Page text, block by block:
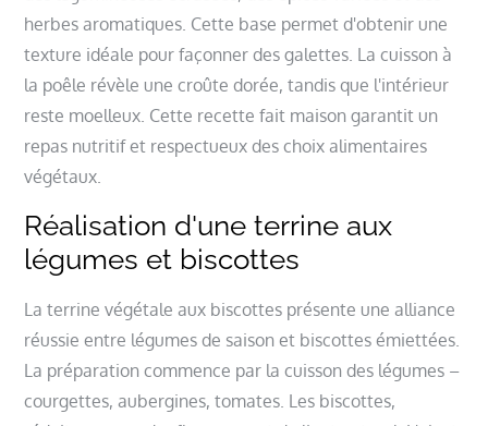
herbes aromatiques. Cette base permet d'obtenir une
texture idéale pour façonner des galettes. La cuisson à
la poêle révèle une croûte dorée, tandis que l'intérieur
reste moelleux. Cette recette fait maison garantit un
repas nutritif et respectueux des choix alimentaires
végétaux.
Réalisation d'une terrine aux
légumes et biscottes
La terrine végétale aux biscottes présente une alliance
réussie entre légumes de saison et biscottes émiettées.
La préparation commence par la cuisson des légumes –
courgettes, aubergines, tomates. Les biscottes,